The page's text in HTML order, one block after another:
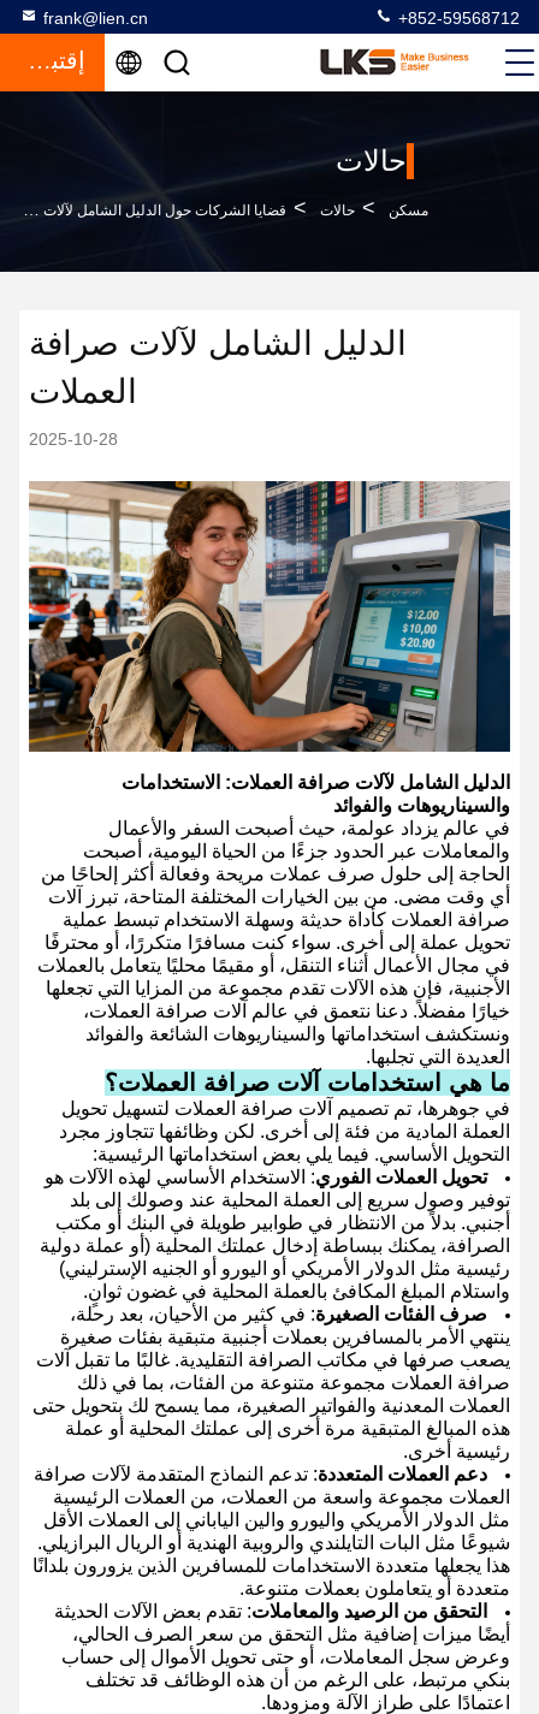
frank@lien.cn +852-59568712
إقتباس
حالات
مسكن > حالات > قضايا الشركات حول الدليل الشامل لآلات صرافة العملات
الدليل الشامل لآلات صرافة
العملات
2025-10-28
الدليل الشامل لآلات صرافة العملات: الاستخدامات
والسيناريوهات والفوائد
في عالم يزداد عولمة، حيث أصبحت السفر والأعمال
والمعاملات عبر الحدود جزءًا من الحياة اليومية، أصبحت
الحاجة إلى حلول صرف عملات مريحة وفعالة أكثر إلحاحًا من
أي وقت مضى. من بين الخيارات المختلفة المتاحة، تبرز آلات
صرافة العملات كأداة حديثة وسهلة الاستخدام تبسط عملية
تحويل عملة إلى أخرى. سواء كنت مسافرًا متكررًا، أو محترفًا
في مجال الأعمال أثناء التنقل، أو مقيمًا محليًا يتعامل بالعملات
الأجنبية، فإن هذه الآلات تقدم مجموعة من المزايا التي تجعلها
خيارًا مفضلاً. دعنا نتعمق في عالم آلات صرافة العملات،
ونستكشف استخداماتها والسيناريوهات الشائعة والفوائد
العديدة التي تجلبها.
ما هي استخدامات آلات صرافة العملات؟
في جوهرها، تم تصميم آلات صرافة العملات لتسهيل تحويل
العملة المادية من فئة إلى أخرى. لكن وظائفها تتجاوز مجرد
التحويل الأساسي. فيما يلي بعض استخداماتها الرئيسية:
تحويل العملات الفوري: الاستخدام الأساسي لهذه الآلات هو
توفير وصول سريع إلى العملة المحلية عند وصولك إلى بلد
أجنبي. بدلاً من الانتظار في طوابير طويلة في البنك أو مكتب
الصرافة، يمكنك ببساطة إدخال عملتك المحلية (أو عملة دولية
رئيسية مثل الدولار الأمريكي أو اليورو أو الجنيه الإسترليني)
واستلام المبلغ المكافئ بالعملة المحلية في غضون ثوانٍ.
صرف الفئات الصغيرة: في كثير من الأحيان، بعد رحلة،
ينتهي الأمر بالمسافرين بعملات أجنبية متبقية بفئات صغيرة
يصعب صرفها في مكاتب الصرافة التقليدية. غالبًا ما تقبل آلات
صرافة العملات مجموعة متنوعة من الفئات، بما في ذلك
العملات المعدنية والفواتير الصغيرة، مما يسمح لك بتحويل حتى
هذه المبالغ المتبقية مرة أخرى إلى عملتك المحلية أو عملة
رئيسية أخرى.
دعم العملات المتعددة: تدعم النماذج المتقدمة لآلات صرافة
العملات مجموعة واسعة من العملات، من العملات الرئيسية
مثل الدولار الأمريكي واليورو والين الياباني إلى العملات الأقل
شيوعًا مثل البات التايلندي والروبية الهندية أو الريال البرازيلي.
هذا يجعلها متعددة الاستخدامات للمسافرين الذين يزورون بلدانًا
متعددة أو يتعاملون بعملات متنوعة.
التحقق من الرصيد والمعاملات: تقدم بعض الآلات الحديثة
أيضًا ميزات إضافية مثل التحقق من سعر الصرف الحالي،
وعرض سجل المعاملات، أو حتى تحويل الأموال إلى حساب
بنكي مرتبط، على الرغم من أن هذه الوظائف قد تختلف
اعتمادًا على طراز الآلة ومزودها.